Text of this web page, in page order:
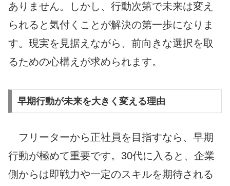
ありません。しかし、行動次第で未来は変え
られると気付くことが解決の第一歩になりま
す。現実を見据えながら、前向きな選択を取
るための心構えが求められます。
早期行動が未来を大きく変える理由
フリーターから正社員を目指すなら、早期
行動が極めて重要です。30代に入ると、企業
側からは即戦力や一定のスキルを期待される